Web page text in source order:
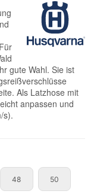
gute Wahl. Sie ist
Als Latzhose mit
anpassen und
s).
4848 5050